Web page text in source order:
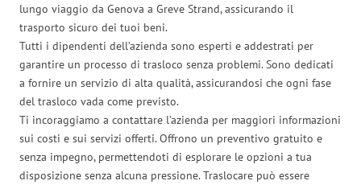
lungo viaggio da Genova a Greve Strand, assicurando il
trasporto sicuro dei tuoi beni.
Tutti i dipendenti dell’azienda sono esperti e addestrati per
garantire un processo di trasloco senza problemi. Sono dedicati
a fornire un servizio di alta qualità, assicurandosi che ogni fase
del trasloco vada come previsto.
Ti incoraggiamo a contattare l’azienda per maggiori informazioni
sui costi e sui servizi offerti. Offrono un preventivo gratuito e
senza impegno, permettendoti di esplorare le opzioni a tua
disposizione senza alcuna pressione. Traslocare può essere